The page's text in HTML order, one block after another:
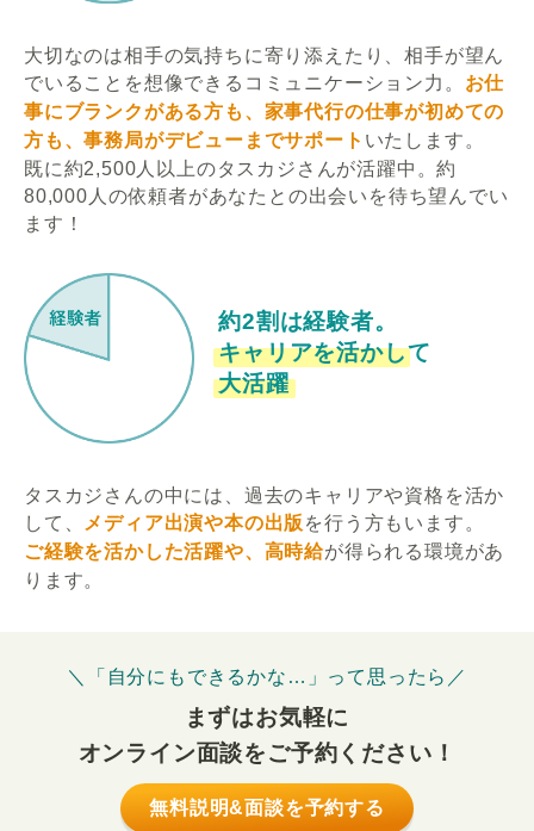
大切なのは相手の気持ちに寄り添えたり、相手が望ん
でいることを想像できるコミュニケーション力。 お仕
事にブランクがある方も、家事代行の仕事が初めての
方も、事務局がデビューまでサポート いたします。
既に約2,500人以上のタスカジさんが活躍中。約
80,000人の依頼者があなたとの出会いを待ち望んでい
ます！
約2割は経験者。
キャリアを活かして
大活躍
タスカジさんの中には、過去のキャリアや資格を活か
して、
メディア出演や本の出版 を行う方もいます。
ご経験を活かした活躍や、高時給が得られる環境があ
ります。
＼「自分にもできるかな…」って思ったら／
まずはお気軽に
オンライン面談をご予約ください！
無料説明&面談を予約する